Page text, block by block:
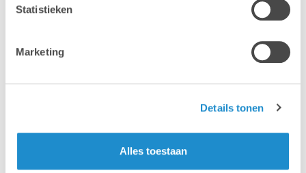
Statistieken
Marketing
Details tonen
Alles toestaan
school om je Ruckus-installatie uit te meten. Door de
plaatsing van de Ruckus access points te optimaliseren
kunnen we tot 30% besparen op de installatie.